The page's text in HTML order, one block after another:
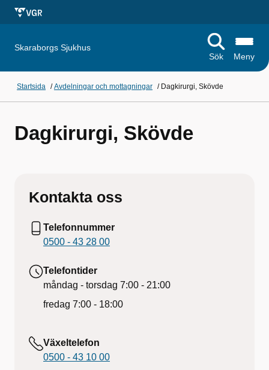
Skaraborgs Sjukhus
Sök
Meny
Startsida /Avdelningar och mottagningar / Dagkirurgi, Skövde
Dagkirurgi, Skövde
Kontakta oss
Telefonnummer
0500 - 43 28 00
Telefontider
måndag - torsdag 7:00 - 21:00
fredag 7:00 - 18:00
Växeltelefon
0500 - 43 10 00